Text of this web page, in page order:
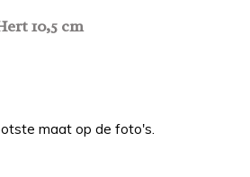
10,5 cm
maat op de foto's.